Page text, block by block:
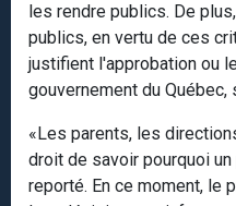
les rendre publics. De
publics, en vertu de ces
justifient l'approbation ou
gouvernement du
«Les parents, les
droit de savoir pourquoi
reporté. En ce moment, le